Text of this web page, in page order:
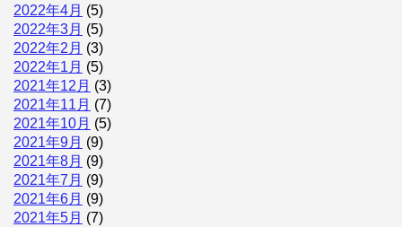
2022年4月 (5)
2022年3月 (5)
2022年2月 (3)
2022年1月 (5)
2021年12月 (3)
2021年11月 (7)
2021年10月 (5)
2021年9月 (9)
2021年8月 (9)
2021年7月 (9)
2021年6月 (9)
2021年5月 (7)